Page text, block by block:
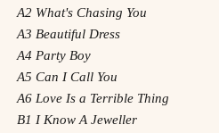
A2 What's Chasing You
A3 Beautiful Dress
A4 Party Boy
A5 Can I Call You
A6 Love Is a Terrible Thing
B1 I Know A Jeweller